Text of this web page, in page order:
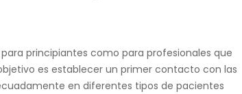
principiantes como para profesionales que
es establecer un primer contacto con las
en diferentes tipos de pacientes